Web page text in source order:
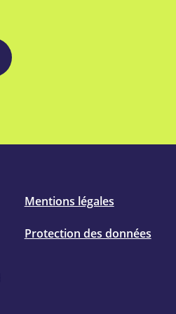
Mentions légales
Protection des données